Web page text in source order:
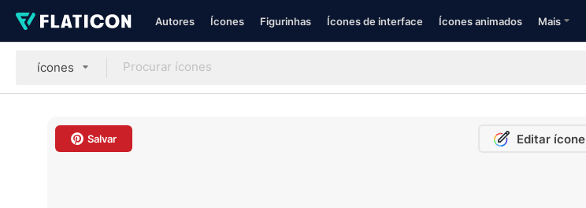
Autores Ícones Figurinhas Ícones de interface Ícones animados Mais
ícones
Salvar Editar ícone